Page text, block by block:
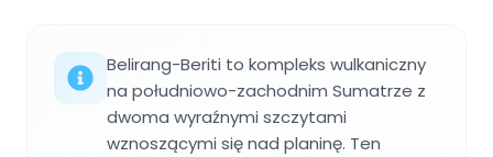
Belirang-Beriti to kompleks wulkaniczny
na południowo-zachodnim Sumatrze z
dwoma wyraźnymi szczytami
wznoszącymi się nad planinę. Ten